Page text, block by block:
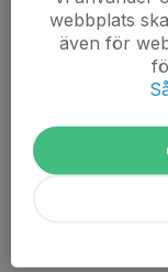
Vi tillämpar "fart
att du gått någon
socialcykling lätt
Det är bra att var
verktyg om
webbplats
även för